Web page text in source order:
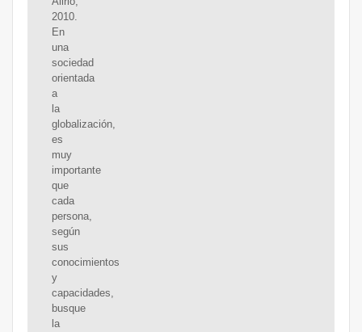
2010.
En
una
sociedad
orientada
a
la
globalización,
es
muy
importante
que
cada
persona,
según
sus
conocimientos
y
capacidades,
busque
la